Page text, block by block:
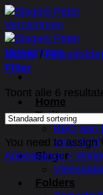
Ga
naar
inhoud
Home
Traiteur
BBQ aan
Vers Wild
Slager
Folders
Home /
Filter
Toont alle 6
You need to assign
Appearance >